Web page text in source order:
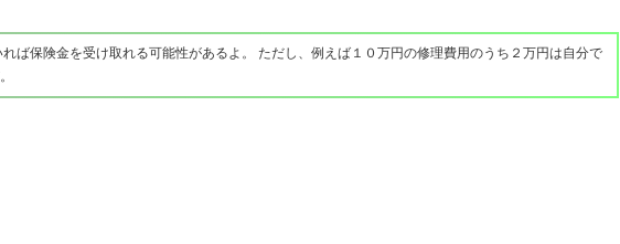
ば保険金を受け取れる可能性があるよ。 ただし、例えば１０万円の修理費用のうち２万円は自分で